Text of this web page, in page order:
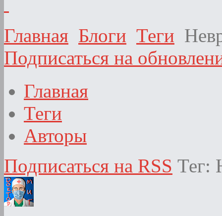
Главная Блоги Теги
Подписаться на
Главная
Теги
Авторы
Подписаться на RSS Тег: